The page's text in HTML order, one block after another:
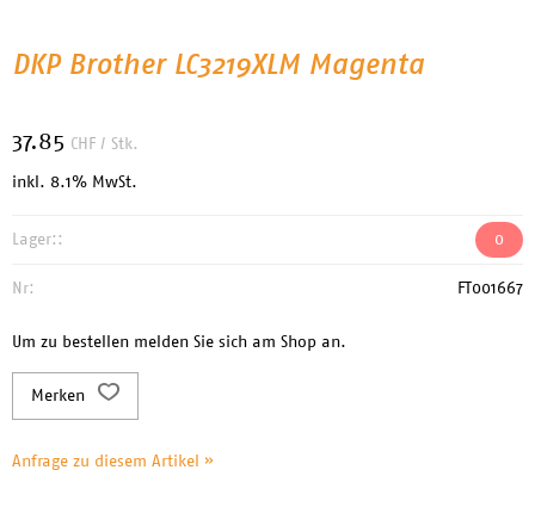
DKP Brother LC3219XLM Magenta
37.85 CHF / Stk.
inkl. 8.1% MwSt.
Lager:: 0
Nr: FT001667
Um zu bestellen melden Sie sich am Shop an.
Merken
Anfrage zu diesem Artikel »